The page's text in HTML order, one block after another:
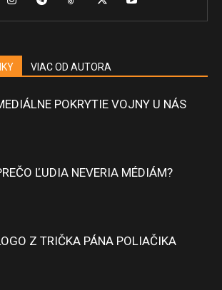
VIAC OD AUTORA
POKRYTIE VOJNY U NÁS
ĽUDIA NEVERIA MÉDIÁM?
Z TRIČKA PÁNA POLIAČIKA